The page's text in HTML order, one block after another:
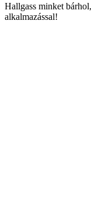
Hallgass minket
alkalmazással!